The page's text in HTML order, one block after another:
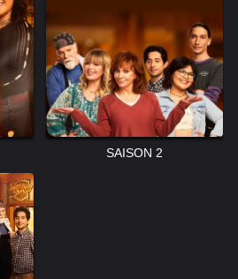
SAISON 2